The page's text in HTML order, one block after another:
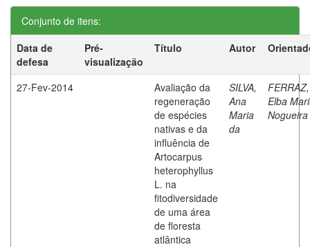
Conjunto de itens:
Data de
defesa
Pré-
visualização
Título Autor
27-Fev-2014
Avaliação da
regeneração
de espécies
nativas e da
influência de
Artocarpus
heterophyllus
L. na
fitodiversidade
de uma área
de floresta
atlântica
SILVA,
Ana
Maria
da
FERRAZ,
Elba
Nogueira